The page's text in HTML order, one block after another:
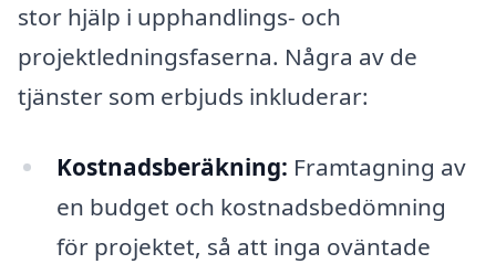
stor hjälp i upphandlings- och
projektledningsfaserna. Några av de
tjänster som erbjuds inkluderar:
Kostnadsberäkning: Framtagning av
en budget och kostnadsbedömning
för projektet, så att inga oväntade